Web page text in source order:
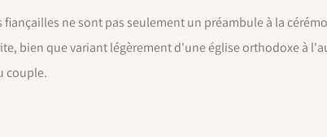
ne sont pas seulement un préambule à la
bien que variant légèrement d'une église orthodoxe à
couple.